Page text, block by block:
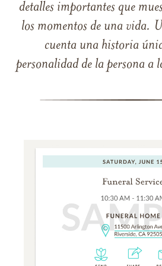
detalles importantes que
los momentos de una vida.
cuenta una historia
personalidad de la persona a